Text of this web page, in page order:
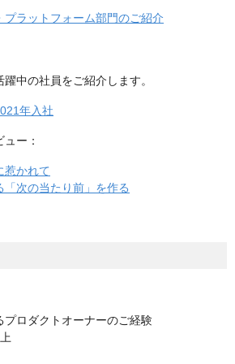
プラットフォーム部門のご紹介
中の社員をご紹介します。
年入社
ー：
惹かれて
次の当たり前」を作る
プロダクトオーナーのご経験